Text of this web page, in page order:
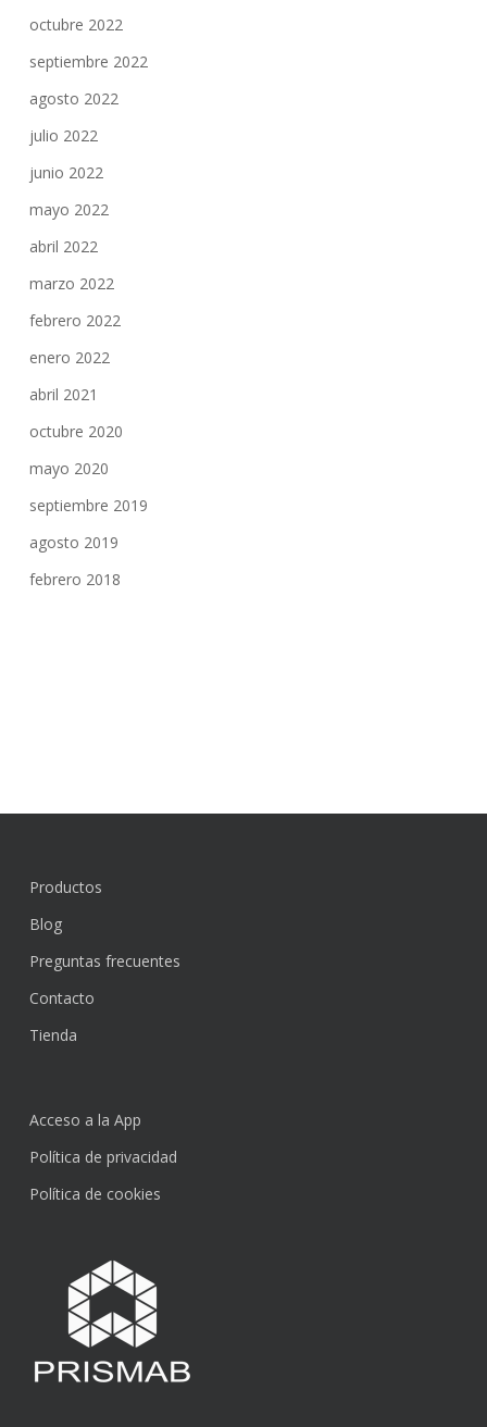
Subtotal:
octubre 2022
septiembre 2022
agosto 2022
julio 2022
junio 2022
mayo 2022
abril 2022
marzo 2022
febrero 2022
enero 2022
abril 2021
octubre 2020
mayo 2020
septiembre 2019
agosto 2019
febrero 2018
Productos
Blog
Preguntas frecuentes
Contacto
Tienda
Acceso a la App
Política de privacidad
Política de cookies